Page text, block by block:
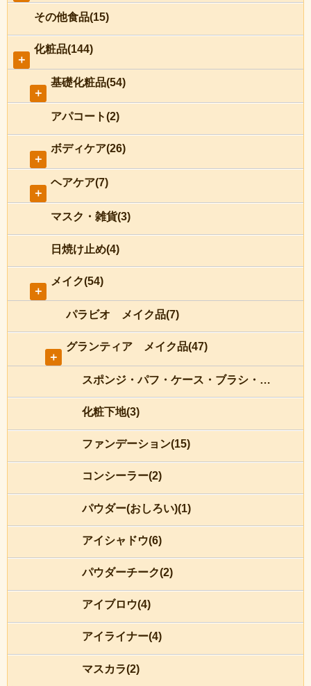
その他食品(15)
＋
化粧品(144)
＋
基礎化粧品(54)
アパコート(2)
＋
ボディケア(26)
＋
ヘアケア(7)
マスク・雑貨(3)
日焼け止め(4)
＋
メイク(54)
パラビオ メイク品(7)
＋
グランティア メイク品(47)
スポンジ・パフ・ケース・ブラシ・チップ(8)
化粧下地(3)
ファンデーション(15)
コンシーラー(2)
パウダー(おしろい)(1)
アイシャドウ(6)
パウダーチーク(2)
アイブロウ(4)
アイライナー(4)
マスカラ(2)